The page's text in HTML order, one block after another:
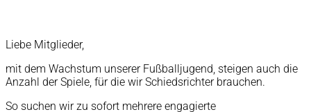
Liebe Mitglieder,
mit dem Wachstum unserer Fußballjugend, steigen auch die
Anzahl der Spiele, für die wir Schiedsrichter brauchen.
So suchen wir zu sofort mehrere engagierte